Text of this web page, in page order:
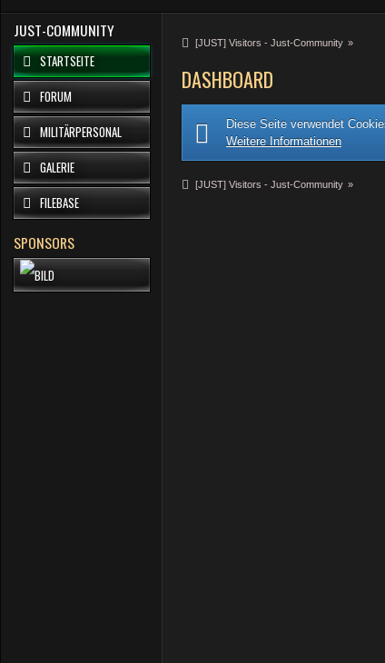
JUST-COMMUNITY
STARTSEITE
FORUM
MILITÄRPERSONAL
GALERIE
FILEBASE
SPONSORS
[JUST] Visitors - Just-Community »
DASHBOARD
Diese Seite verwendet
Weitere Informationen
[JUST] Visitors - Just-Community »